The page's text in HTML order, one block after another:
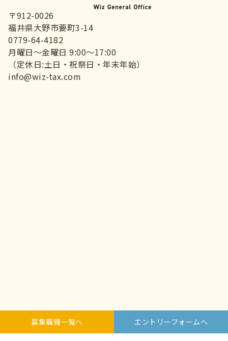
募集職種一覧へ エントリーフォームへ
〒912-0026
福井県大野市要町3-14
0779-64-4182
月曜日～金曜日 9:00～17:00
（定休日:土日・祝祭日・年末年始）
info@wiz-tax.com
Copyright © 2026 Wiz General Office All Rights Reserved.